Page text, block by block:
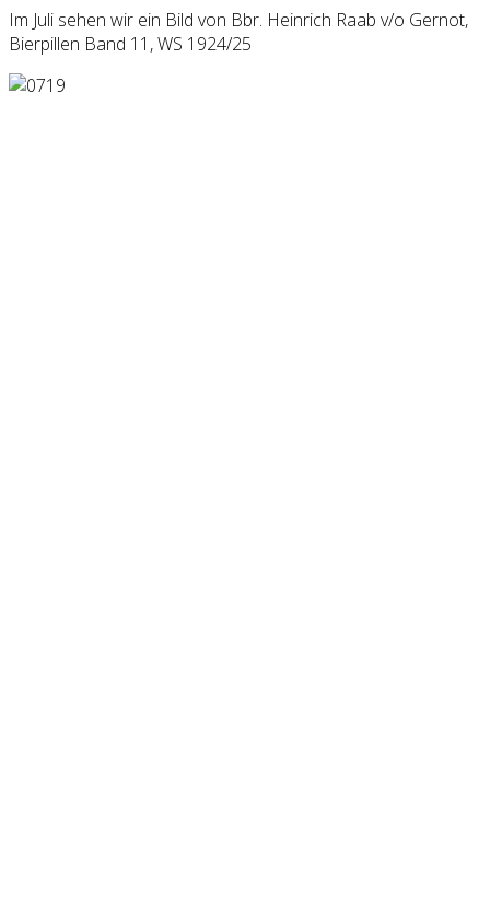
Im Juli sehen wir ein Bild von Bbr. Heinrich Raab v/o Gernot,
Bierpillen Band 11, WS 1924/25